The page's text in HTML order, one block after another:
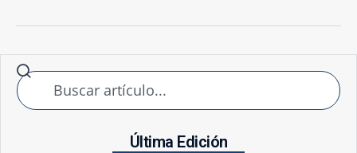
Última Edición